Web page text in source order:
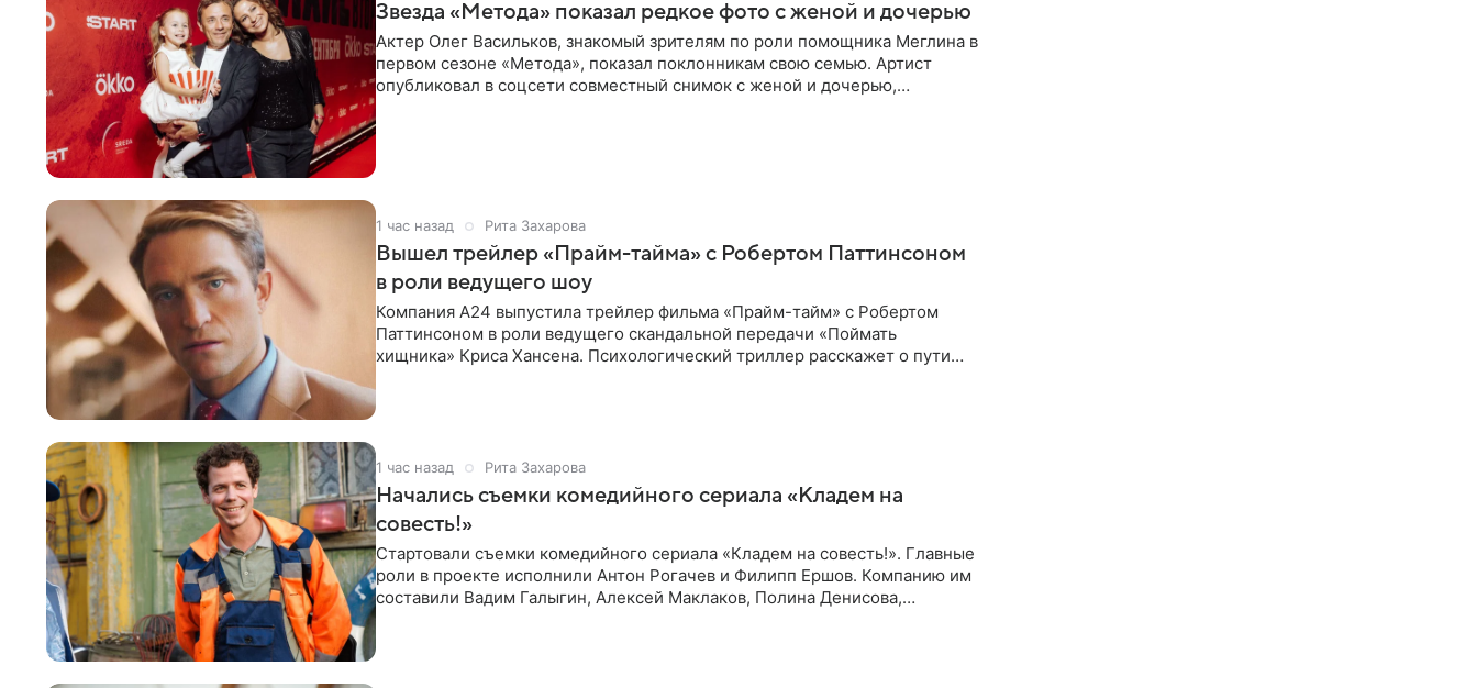
Звезда «Метода» показал редкое фото с женой и дочерью
Актер Олег Васильков, знакомый зрителям по роли помощника Меглина в
первом сезоне «Метода», показал поклонникам свою семью. Артист
опубликовал в соцсети совместный снимок с женой и дочерью,
1 час назад Рита Захарова
Вышел трейлер «Прайм-тайма» с Робертом Паттинсоном
в роли ведущего шоу
Компания A24 выпустила трейлер фильма «Прайм-тайм» с Робертом
Паттинсоном в роли ведущего скандальной передачи «Поймать
хищника» Криса Хансена. Психологический триллер расскажет о пути
1 час назад Рита Захарова
Начались съемки комедийного сериала «Кладем на
совесть!»
Стартовали съемки комедийного сериала «Кладем на совесть!». Главные
роли в проекте исполнили Антон Рогачев и Филипп Ершов. Компанию им
составили Вадим Галыгин, Алексей Маклаков, Полина Денисова,